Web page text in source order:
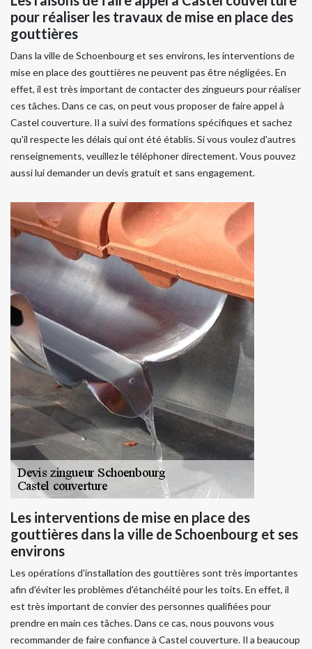
pour réaliser les travaux de mise en place des
gouttières
Dans la ville de Schoenbourg et ses environs, les interventions de
mise en place des gouttières ne peuvent pas être négligées. En
effet, il est très important de contacter des zingueurs pour réaliser
ces tâches. Dans ce cas, on peut vous proposer de faire appel à
Castel couverture. Il a suivi des formations spécifiques et sachez
qu'il respecte les délais qui ont été établis. Si vous voulez d'autres
renseignements, veuillez le téléphoner directement. Vous pouvez
aussi lui demander un devis gratuit et sans engagement.
Les interventions de mise en place des
gouttières dans la ville de Schoenbourg et ses
environs
Les opérations d'installation des gouttières sont très importantes
afin d'éviter les problèmes d'étanchéité pour les toits. En effet, il
est très important de convier des personnes qualifiées pour
prendre en main ces tâches. Dans ce cas, nous pouvons vous
recommander de faire confiance à Castel couverture. Il a beaucoup